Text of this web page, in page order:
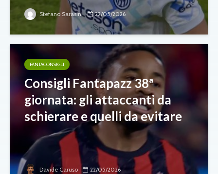
Stefano Sarasini 22/05/2026
FANTACONSIGLI
Consigli Fantapazz 38ª
giornata: gli attaccanti da
schierare e quelli da evitare
Davide Caruso 22/05/2026